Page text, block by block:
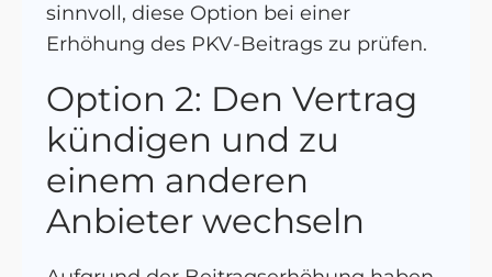
sinnvoll, diese Option bei einer
Erhöhung des PKV-Beitrags zu prüfen.
Option 2: Den Vertrag
kündigen und zu
einem anderen
Anbieter wechseln